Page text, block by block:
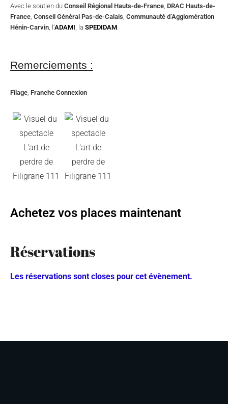
Avec le soutien du Conseil Régional Hauts-de-France, DRAC Hauts-de-
France, Conseil Général Pas-de-Calais, Communauté d’Agglomération
Hénin-Carvin, l’ADAMI, la SPEDIDAM.
Remerciements :
Filage, Franche Connexion
Achetez vos places maintenant
Réservations
Les réservations sont closes pour cet évènement.